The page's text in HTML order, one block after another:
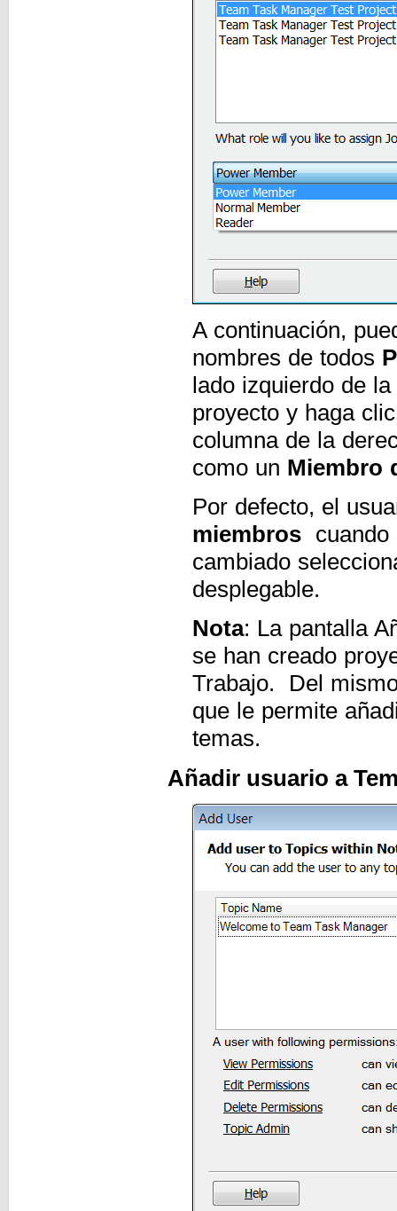
A continuación,
nombres de todos
lado izquierdo de
proyecto y haga
columna de la
como un Miembro
Por defecto, el
miembros cuando
cambiado
desplegable.
Nota: La pantalla
se han creado
Trabajo. Del
que le permite
temas.
Añadir usuario a